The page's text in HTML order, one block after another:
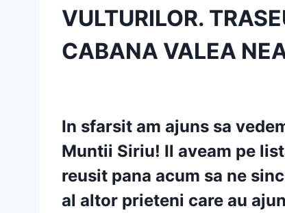
VULTURILOR.
CABANA VALEA
In sfarsit am ajuns sa
Muntii Siriu! Il aveam pe
reusit pana acum sa ne
al altor prieteni care au